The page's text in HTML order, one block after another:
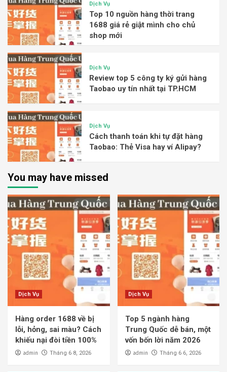
Dịch Vụ
Top 10 nguồn hàng thời trang
1688 giá rẻ giật mình cho chủ
shop mới
Dịch Vụ
Review top 5 công ty ký gửi hàng
Taobao uy tín nhất tại TP.HCM
Dịch Vụ
Cách thanh toán khi tự đặt hàng
Taobao: Thẻ Visa hay ví Alipay?
You may have missed
Dịch Vụ
Hàng order 1688 về bị
lỗi, hỏng, sai màu? Cách
khiếu nại đòi tiền 100%
admin Tháng 6 8, 2026
Dịch Vụ
Top 5 ngành hàng
Trung Quốc dễ bán, một
vốn bốn lời năm 2026
admin Tháng 6 6, 2026